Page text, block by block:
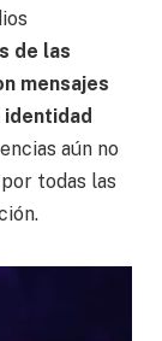
de las
mensajes
aún no
todas las